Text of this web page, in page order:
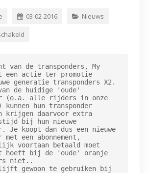
03-02-2016 Nieuws
van de transponders, My
een actie ter promotie
generatie transponders X2.
de huidige 'oude'
(o.a. alle rijders in onze
kunnen hun transponder
krijgen daarvoor extra
bij hun nieuwe
Je koopt dan dus een nieuwe
met een abonnement,
voortaan betaald moet
hoeft bij de 'oude' oranje
niet..
gewoon te gebruiken bij